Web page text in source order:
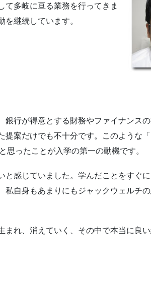
多岐に亘る業務を行ってきま
継続しています。
行が得意とする財務やファイナンス
案だけでも不十分です。このような
ったことが入学の第一の動機です。
感じていました。学んだことをすぐ
自身もあまりにもジャックウェルチ
れ、消えていく、その中で本当に良